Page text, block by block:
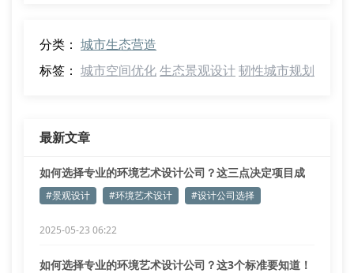
分类： 城市生态营造
标签： 城市空间优化生态景观设计韧性城市规划
最新文章
如何选择专业的环境艺术设计公司？这三点决定项目成
败#景观设计 #环境艺术设计 #设计公司选择
2025-05-23 06:22
如何选择专业的环境艺术设计公司？这3个标准要知道！